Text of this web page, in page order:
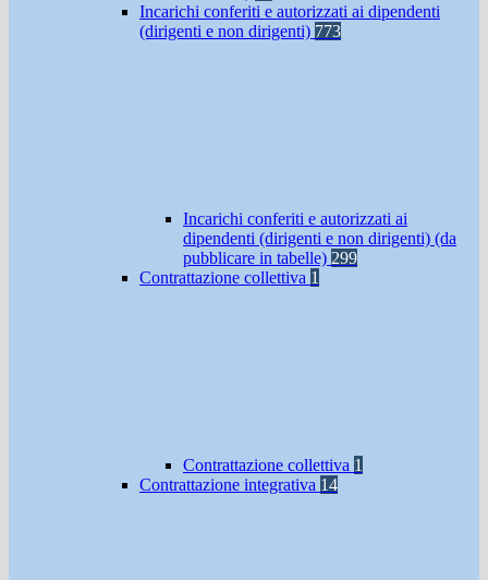
Incarichi conferiti e autorizzati ai dipendenti
(dirigenti e non dirigenti) 773
Incarichi conferiti e autorizzati ai
dipendenti (dirigenti e non dirigenti) (da
pubblicare in tabelle) 299
Contrattazione collettiva 1
Contrattazione collettiva 1
Contrattazione integrativa 14